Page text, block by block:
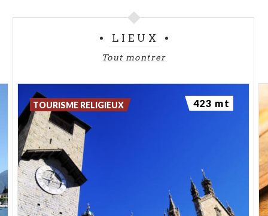
modernequi continue à s'enrichir continuellement,
fonds ancienavec des volumes tous
dédiés au textile et à la mode.
présidée par Annie Ratti et dirigée par Marco De
Michelis, qui réalisent la volonté du fondateur en
promouvant des initiatives, études, recherches
artistiques, culturelles et technologiques
concernant tant le textile que l'art contemporain. La
FAR étudie le passé mais aussi les tendances
actuelles italiennes et étrangères, en collaborant
dans certains cas avec d'autres institutions.
LIEUX
Tout montrer
TOURISME RELIGIEUX 423 mt